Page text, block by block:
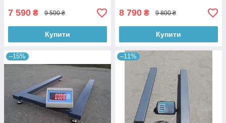
7 590 ₴ 9 500 ₴
Купити
8 790 ₴ 9 800 ₴
Купити
–15% –11%